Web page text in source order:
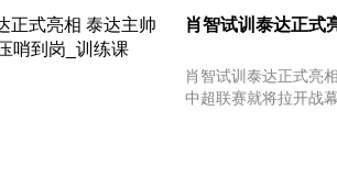
肖智试训泰达正式
肖智试训泰达正式亮
中超联赛就将拉开战